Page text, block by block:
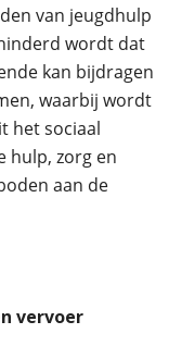
van jeugdhulp
wordt dat
kan bijdragen
waarbij wordt
het sociaal
hulp, zorg en
aan de
vervoer